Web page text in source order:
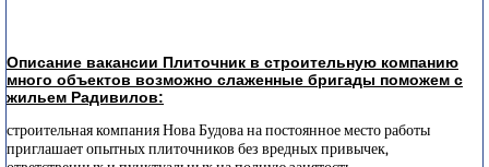
Описание вакансии Плиточник в строительную компанию
много объектов возможно слаженные бригады поможем с
жильем Радивилов:
строительная компания Нова Будова на постоянное место работы
приглашает опытных плиточников без вредных привычек,